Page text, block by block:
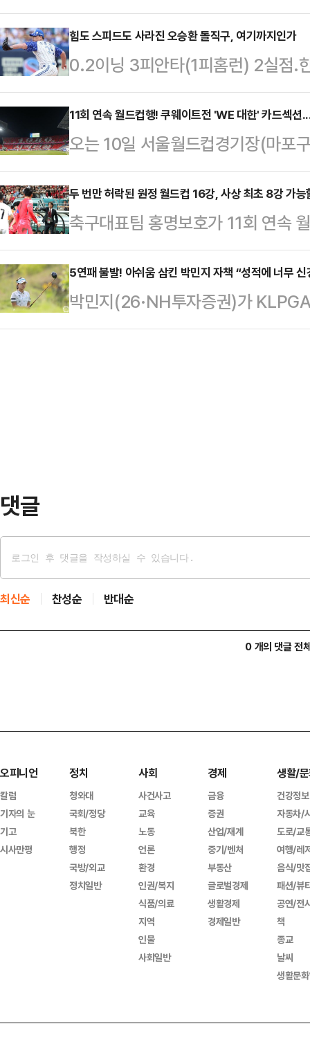
다.LG는 8일 고척스카이돔에서 펼
움 히어로즈전에서 선발 송승기 호
주말 시리즈 스윕패를 피했다.2위
이날 승리로 선두 자리도 지켰다.5
선발 송승기는 현재 LG에서 가장
점 부문 5위(2.56)에 자리할 정도
힘도 스피드도 사라진 오승환 돌직구, 여기까지인가
0.2이닝 3피안타(1피홈런) 2실점.
환(43)이 충격적인 성적표와 함께
즈파크에서 열린 ‘신한은행 SOL뱅
7-11 역전패했다.삼성은 경기 초
로 달아나는 등 순조롭게 경기를 풀
하고 말았다.출발부터 좋지 않았다
점) 만에 교체되며 불안감이 엄습
해 마운드…
11회 연속 월드컵행! 쿠웨이트전 'WE 대한' 카드섹션
오는 10일 서울월드컵경기장(마포
섹션이 펼쳐진다.대한축구협회는
드컵 본선 진출을 축하하는 축제의
라크를 꺾고 11회 연속 월드컵 본
울월드컵경기장에서 ‘2026 FIFA
전을 치른다.대한축구협회 발표에
에서 진행된다.대표팀 서포터스 붉
한 대한민국 축…
두 번만 허락된 원정 월드컵 16강, 사상 최초 8강 가능
축구대표팀 홍명보호가 11회 연속
다가온 '2026 국제축구연맹(FIFA)
린다.한국 남자축구는 2002년 홈
달성했지만, 원정서 열린 월드컵에
이다.2010 남아공월드컵에서는 한
5연패 불발! 아쉬움 삼킨 박민지 자책 “성적에 너무 신
박민지(26·NH투자증권)가
12억원) 5연패에 실패했다.박민지
댓글
최신순 찬성순 반대순
0 개의 댓글 전
오피니언
칼럼
기자의 눈
기고
시사만평
정치
청와대
국회/정당
북한
행정
국방/외교
정치일반
사회
사건사고
교육
노동
언론
환경
인권/복지
식품/의료
지역
인물
사회일반
경제
금융
증권
산업/재계
중기/벤처
부동산
글로벌경제
생활경제
경제일반
생활/
건강정보
자동차/
도로/교
여행/레
음식/맛
패션/뷰
공연/전
책
종교
날씨
생활문